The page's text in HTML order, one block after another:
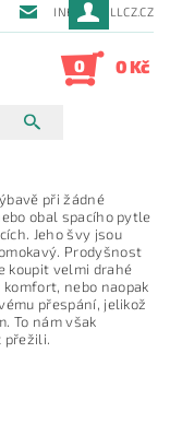
INFO@QUILLCZ.CZ
0 0 Kč
při žádné
obal spacího pytle
Jeho švy jsou
Prodyšnost
koupit velmi drahé
nebo naopak
přespání, jelikož
To nám však
přežili.